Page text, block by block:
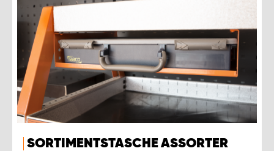
SORTIMENTSTASCHE ASSORTER